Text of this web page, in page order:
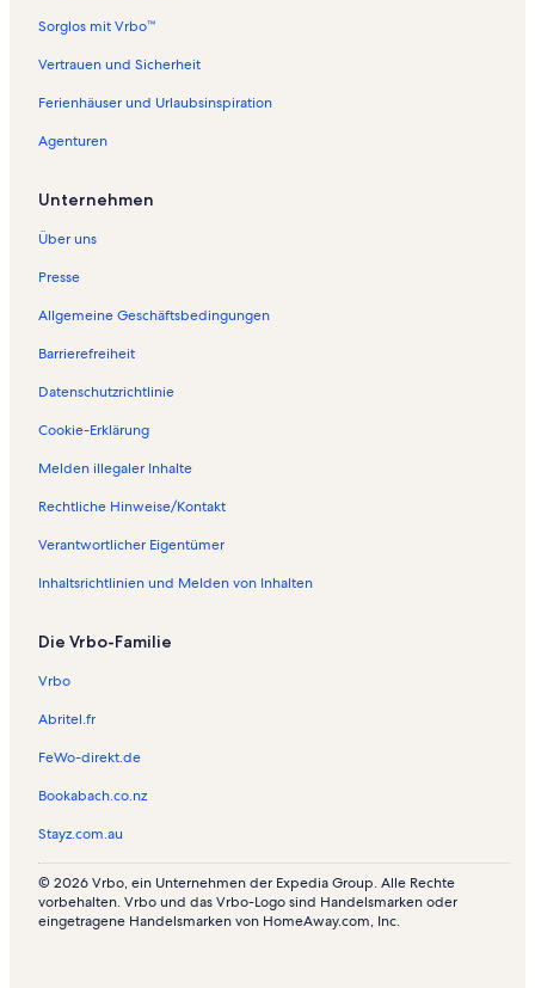
Sorglos mit Vrbo™
Vertrauen und Sicherheit
Ferienhäuser und Urlaubsinspiration
Agenturen
Unternehmen
Über uns
Presse
Allgemeine Geschäftsbedingungen
Barrierefreiheit
Datenschutzrichtlinie
Cookie-Erklärung
Melden illegaler Inhalte
Rechtliche Hinweise/Kontakt
Verantwortlicher Eigentümer
Inhaltsrichtlinien und Melden von Inhalten
Die Vrbo-Familie
Vrbo
Abritel.fr
FeWo-direkt.de
Bookabach.co.nz
Stayz.com.au
© 2026 Vrbo, ein Unternehmen der Expedia Group. Alle Rechte
vorbehalten. Vrbo und das Vrbo-Logo sind Handelsmarken oder
eingetragene Handelsmarken von HomeAway.com, Inc.